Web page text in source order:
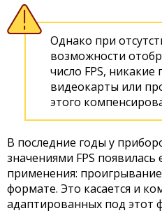
Однако при
возможности
число FPS,
видеокарты или
этого
В последние годы у
значениями FPS
применения:
формате. Это касается и
адаптированных под этот